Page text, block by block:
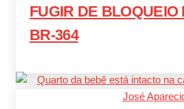
FUGIR DE BLOQUEIO
BR-364